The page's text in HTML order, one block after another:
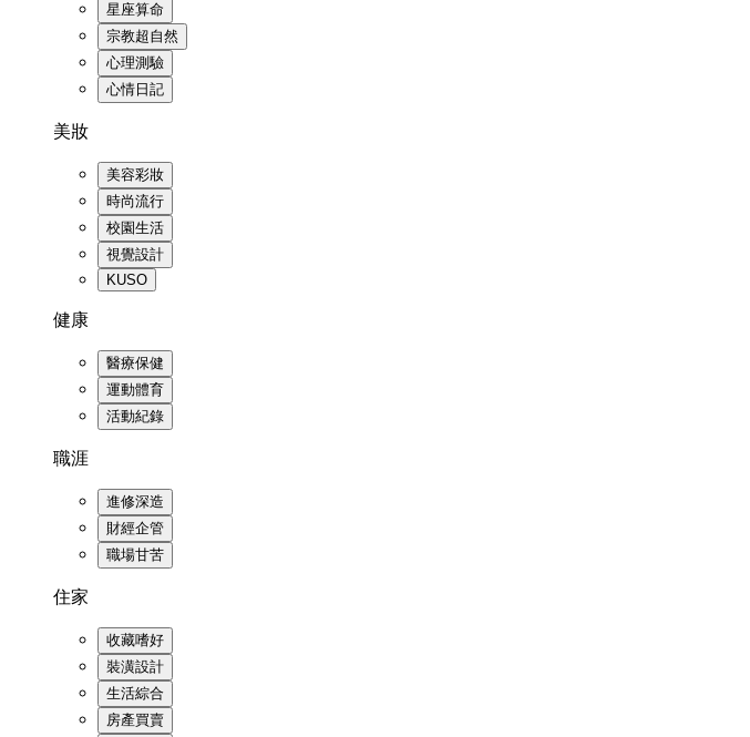
星座算命
宗教超自然
心理測驗
心情日記
美妝
美容彩妝
時尚流行
校園生活
視覺設計
KUSO
健康
醫療保健
運動體育
活動紀錄
職涯
進修深造
財經企管
職場甘苦
住家
收藏嗜好
裝潢設計
生活綜合
房產買賣